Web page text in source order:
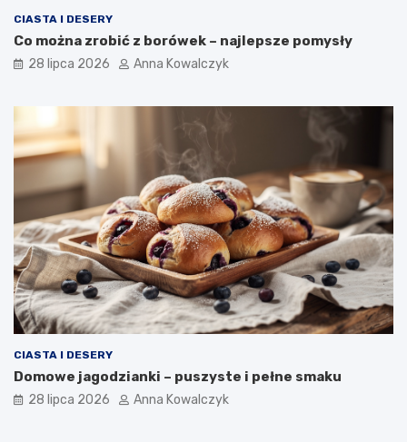
CIASTA I DESERY
Co można zrobić z borówek – najlepsze pomysły
28 lipca 2026 Anna Kowalczyk
CIASTA I DESERY
Domowe jagodzianki – puszyste i pełne smaku
28 lipca 2026 Anna Kowalczyk